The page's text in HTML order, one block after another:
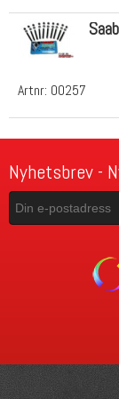
Artnr: 00257
Nyhetsbrev -